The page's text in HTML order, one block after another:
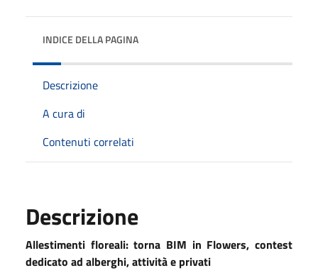
INDICE DELLA PAGINA
Descrizione
A cura di
Contenuti correlati
Descrizione
Allestimenti floreali: torna BIM in Flowers, contest
dedicato ad alberghi, attività e privati